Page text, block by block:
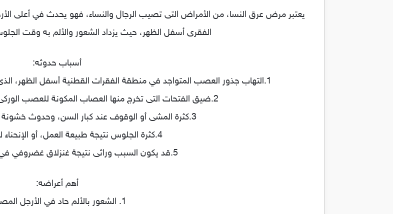
يعتبر مرض عرق النسا، من الأمراض التى تصيب الرجال والنساء، فهو يحدث في أعلى
الفقرى أسفل الظهر، حيث يزداد الشعور والألم به وقت
أسباب حدوثه:
1.التهاب جذور العصب المتواجد في منطقة الفقرات القطنية أسفل الظهر، الذى يكون ناتج عن إنزلاق غضروفي في الفقرات.
2.ضيق الفتحات التى تخرج منها العصاب المكونة للعصب الوركى، أو ضيق في ا
3.كثرة المشى أو الوقوف عند كبار السن، وحدوث خشونة تؤدى لظهور عرق النسا.
4.كثرة الجلوس نتيجة طبيعة العمل، أو الإنحناء لفترات طويلة.
5.قد يكون السبب وراثى نتيجة غنزلاق غضروفي في الفقرات القطنية.
أهم أعراضه:
1. الشعور بالألم حاد في الأرجل المصابة.